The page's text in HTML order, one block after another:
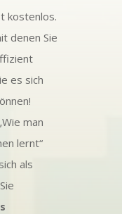
kostenlos.
denen Sie
es sich
man
lernt“
als